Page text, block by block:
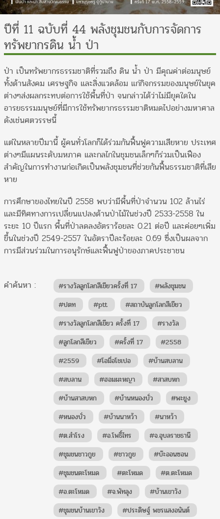
ปีที่ 11 ฉบับที่ 44 พลังชุมชนกับการจัดการ
ทรัพยากรดิน น้ำ ป่า
ป่า เป็นทรัพยากรธรรมชาติที่รวมถึง ดิน น้ำ ป่า มีคุณค่าต่อมนุษย์
ทั้งด้านสังคม เศรษฐกิจ และสิ่งแวดล้อม แก่กิจกรรมของมนุษย์ในยุค
ต่างๆส่งผลกระทบต่อการใช้พื้นที่ป่า จนกล่าวได้ว่าไม่มียุคใดใน
อารยธรรมมนุษย์ที่มีการใช้ทรัพยากรธรรมชาติหมดไปอย่างมหาศาล
ดังเช่นศตวรรษนี้
แต่ในหลายปีมานี้ ผู้คนทั่วโลกก็ได้ร่วมกันฟื้นฟูความเสียหาย ประเทศ
ต่างๆมีแผนระดับมหภาค และกลไกในชุมชนเล็กๆก็ร่วมเป็นเฟือง
สำคัญในการทำงานก่อเกิดเป็นพลังชุมชนที่ช่วยกันฟื้นธรรมชาติที่เสีย
หาย
การศึกษาของไทยในปี 2558 พบว่ามีพื้นที่ป่าจำนวน 102 ล้านไร่
และมีทิศทางการเปลี่ยนแปลงด้านป่าไม้ในช่วงปี 2533-2558 ใน
ระยะ 10 ปีแรก พื้นที่ป่าลดลงอัตราร้อยละ 0.21 ต่อปี และค่อยๆเพิ่ม
ขึ้นในช่วงปี 2549-2557 ในอัตราปีละร้อยละ 0.69 ซึ่งเป็นผลจาก
การมีส่วนร่วมในการอนุรักษ์และฟื้นฟูป่าของภาคประชาชน
คำค้นหา : #รางวัลลูกโลกสีเขียวครั้งที่ 17
#พลังชุมชน
#ปตท
#ptt
#สถาบันลูกโลกสีเขียว
#รางวัลลูกโลกสีเขียว ครั้งที่ 17
#รางวัล
#ลูกโลกสีเขียว
#ครั้งที่ 17
#2558
#2559
#โอมื่อโชเปอ
#บ้านสบลาน
#สบลาน
#ฮอมผะหญา
#สาสบหก
#บ้านสาสบหก
#บ้านหนองบั่ว
#พะยูง
#หนองบั่ว
#บ้านนาหว้า
#นาหว้า
#ต.สำโรง
#อ.โพธิ์ไทร
#จ.อุบลราชธานี
#ชุมชนชาวกูย
#ชาวกูย
#บ๊ะออนซอน
#ชุมชนตะโหมด
#ตะโหมด
#ต.ตะโหมด
#อ.ตะโหมด
#จ.พัทลุง
#บ้านเขาวัง
#ชุมชนบ้านเขาวัง
#ประดิษฐ์ พชรแสงอนันต์